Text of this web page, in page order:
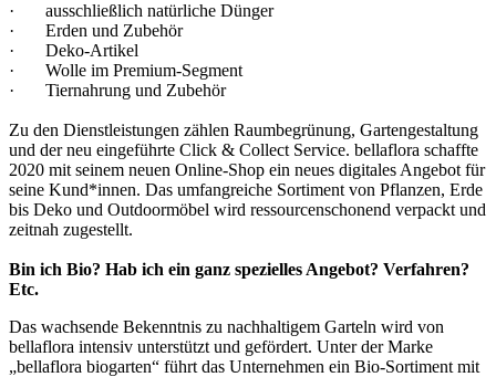
· ausschließlich natürliche Dünger
· Erden und Zubehör
· Deko-Artikel
· Wolle im Premium-Segment
· Tiernahrung und Zubehör
Zu den Dienstleistungen zählen Raumbegrünung, Gartengestaltung
und der neu eingeführte Click & Collect Service. bellaflora schaffte
2020 mit seinem neuen Online-Shop ein neues digitales Angebot für
seine Kund*innen. Das umfangreiche Sortiment von Pflanzen, Erde
bis Deko und Outdoormöbel wird ressourcenschonend verpackt und
zeitnah zugestellt.
Bin ich Bio? Hab ich ein ganz spezielles Angebot? Verfahren?
Etc.
Das wachsende Bekenntnis zu nachhaltigem Garteln wird von
bellaflora intensiv unterstützt und gefördert. Unter der Marke
„bellaflora biogarten“ führt das Unternehmen ein Bio-Sortiment mit